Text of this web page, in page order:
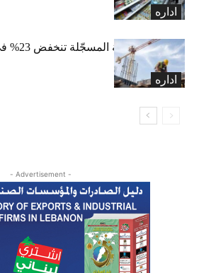
اداره
اداره
أشهر
- Advertisement -